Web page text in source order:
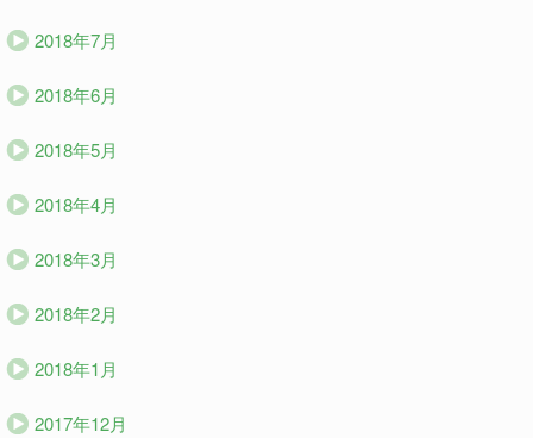
2018年7月
2018年6月
2018年5月
2018年4月
2018年3月
2018年2月
2018年1月
2017年12月